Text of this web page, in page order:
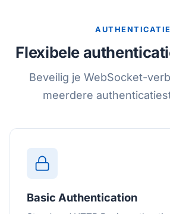
AUTHENTICATIE
Flexibele
Beveilig je WebSocket-
meerdere
Basic Authentication